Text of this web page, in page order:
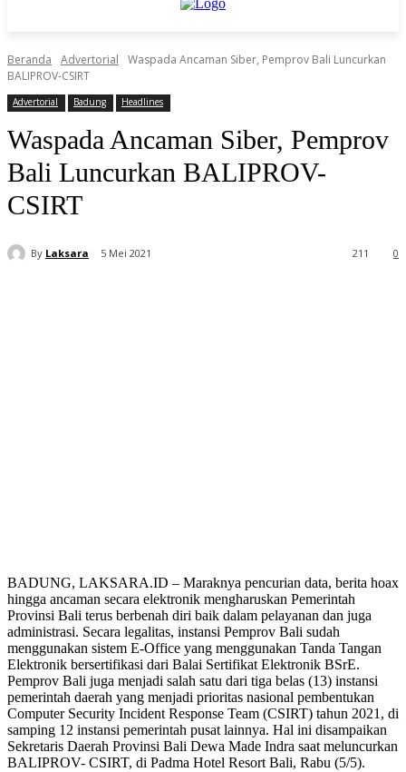
Beranda Advertorial
Waspada Ancaman Siber, Pemprov Bali Luncurkan
BALIPROV-CSIRT
Advertorial Badung Headlines
Waspada Ancaman Siber, Pemprov
Bali Luncurkan BALIPROV-
CSIRT
By Laksara 5 Mei 2021 0
211
BADUNG, LAKSARA.ID – Maraknya pencurian data, berita hoax
hingga ancaman secara elektronik mengharuskan Pemerintah
Provinsi Bali terus berbenah diri baik dalam pelayanan dan juga
administrasi. Secara legalitas, instansi Pemprov Bali sudah
menggunakan sistem E-Office yang menggunakan Tanda Tangan
Elektronik bersertifikasi dari Balai Sertifikat Elektronik BSrE.
Pemprov Bali juga menjadi salah satu dari tiga belas (13) instansi
pemerintah daerah yang menjadi prioritas nasional pembentukan
Computer Security Incident Response Team (CSIRT) tahun 2021, di
samping 12 instansi pemerintah pusat lainnya. Hal ini disampaikan
Sekretaris Daerah Provinsi Bali Dewa Made Indra saat meluncurkan
BALIPROV- CSIRT, di Padma Hotel Resort Bali, Rabu (5/5).